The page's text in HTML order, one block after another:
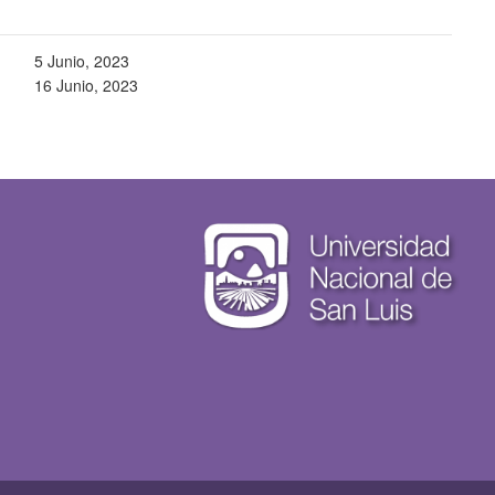
5 Junio, 2023
16 Junio, 2023